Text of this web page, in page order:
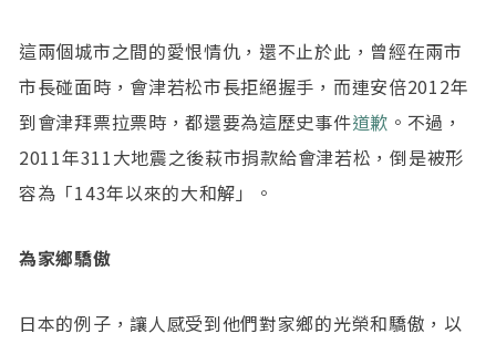
這兩個城市之間的愛恨情仇，還不止於此，曾經在兩市
市長碰面時，會津若松市長拒絕握手，而連安倍2012年
到會津拜票拉票時，都還要為這歷史事件道歉 。不過，
2011年311大地震之後萩市捐款給會津若松，倒是被形
容為「143年以來的大和解」。
為家鄉驕傲
日本的例子，讓人感受到他們對家鄉的光榮和驕傲，以